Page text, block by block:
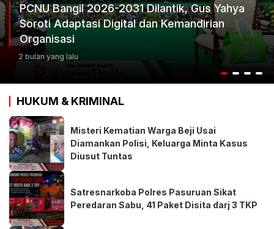
PCNU Bangil 2026-2031 Dilantik, Gus Yahya
Soroti Adaptasi Digital dan Kemandirian
Organisasi
2 bulan yang lalu
HUKUM & KRIMINAL
Misteri Kematian Warga Beji Usai
Diamankan Polisi, Keluarga Minta Kasus
Diusut Tuntas
Satresnarkoba Polres Pasuruan Sikat
Peredaran Sabu, 41 Paket Disita darj 3 TKP